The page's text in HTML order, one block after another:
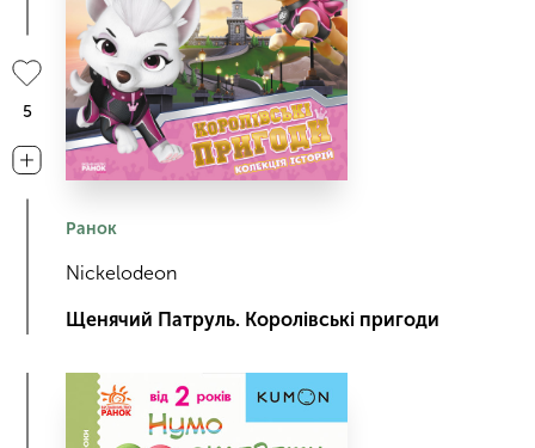
Ранок
Nickelodeon
Щенячий Патруль. Королівські пригоди
5